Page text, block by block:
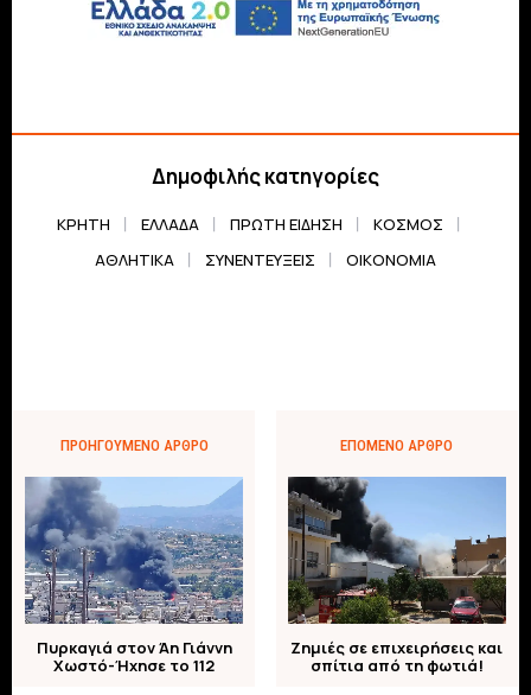
Δημοφιλής κατηγορίες
ΚΡΗΤΗ ΕΛΛΆΔΑ ΠΡΏΤΗ ΕΊΔΗΣΗ
ΚΌΣΜΟΣ
ΑΘΛΗΤΙΚΆ
ΣΥΝΕΝΤΕΎΞΕΙΣ ΟΙΚΟΝΟΜΊΑ
ΠΡΟΗΓΟΎΜΕΝΟ ΆΡΘΡΟ
Πυρκαγιά στον Άη Γιάννη
Χωστό-Ήχησε το 112
ΕΠΌΜΕΝΟ ΆΡΘΡΟ
Ζημιές σε επιχειρήσεις και
σπίτια από τη φωτιά!